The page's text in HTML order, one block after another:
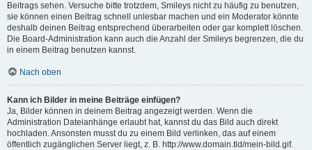
Beitrags sehen. Versuche bitte trotzdem, Smileys nicht zu häufig zu benutzen,
sie können einen Beitrag schnell unlesbar machen und ein Moderator könnte
deshalb deinen Beitrag entsprechend überarbeiten oder gar komplett löschen.
Die Board-Administration kann auch die Anzahl der Smileys begrenzen, die du
in einem Beitrag benutzen kannst.
Nach oben
Kann ich Bilder in meine Beiträge einfügen?
Ja, Bilder können in deinem Beitrag angezeigt werden. Wenn die
Administration Dateianhänge erlaubt hat, kannst du das Bild auch direkt
hochladen. Ansonsten musst du zu einem Bild verlinken, das auf einem
öffentlich zugänglichen Server liegt, z. B. http://www.domain.tld/mein-bild.gif.